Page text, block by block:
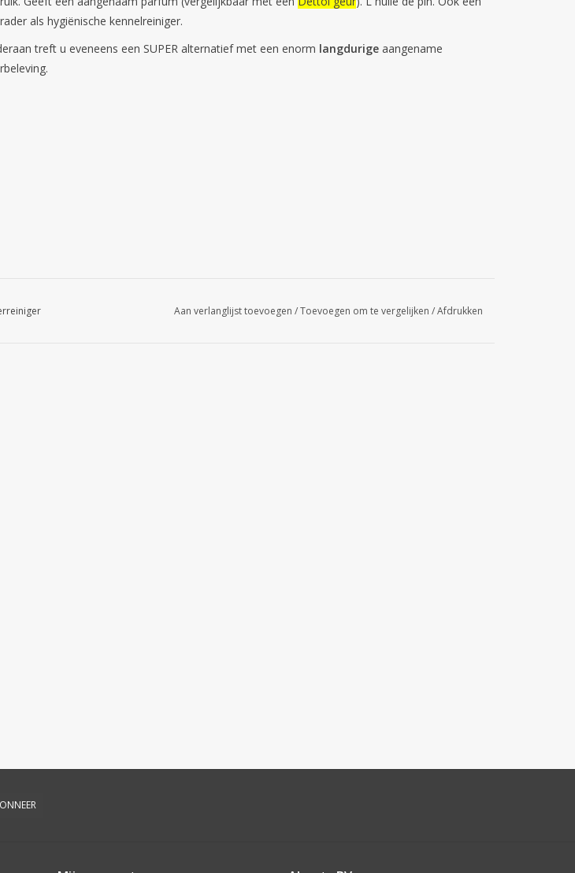
als hygiënische kennelreiniger.
treft u eveneens een SUPER alternatief met een enorm langdurigeaangename
Aan verlanglijst toevoegen /Toevoegen om te vergelijken /Afdrukken